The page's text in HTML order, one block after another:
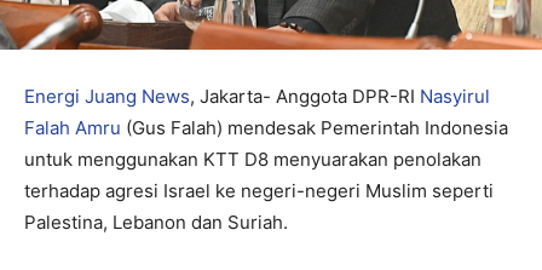
Energi Juang News, Jakarta- Anggota DPR-RI Nasyirul
Falah Amru (Gus Falah) mendesak Pemerintah Indonesia
untuk menggunakan KTT D8 menyuarakan penolakan
terhadap agresi Israel ke negeri-negeri Muslim seperti
Palestina, Lebanon dan Suriah.